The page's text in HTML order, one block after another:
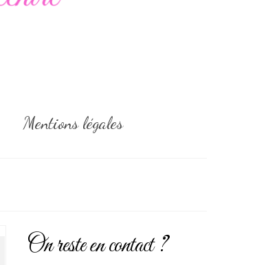
Mentions légales
On reste en contact ?